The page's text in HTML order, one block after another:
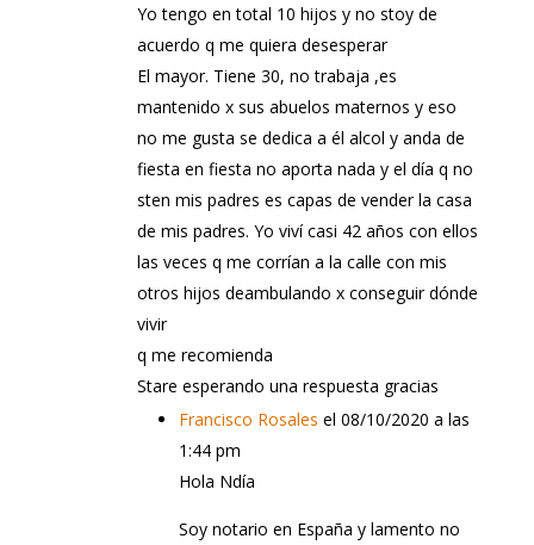
Yo tengo en total 10 hijos y no stoy de
acuerdo q me quiera desesperar
El mayor. Tiene 30, no trabaja ,es
mantenido x sus abuelos maternos y eso
no me gusta se dedica a él alcol y anda de
fiesta en fiesta no aporta nada y el día q no
sten mis padres es capas de vender la casa
de mis padres. Yo viví casi 42 años con ellos
las veces q me corrían a la calle con mis
otros hijos deambulando x conseguir dónde
vivir
q me recomienda
Stare esperando una respuesta gracias
Francisco Rosales el 08/10/2020 a las
1:44 pm
Hola Ndía
Soy notario en España y lamento no